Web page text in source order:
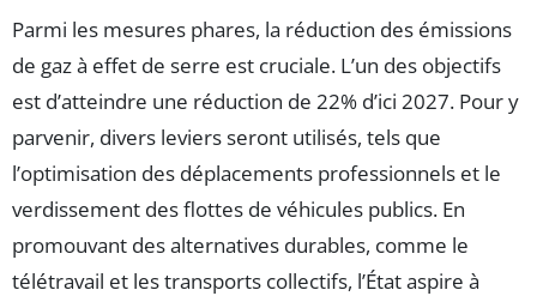
Parmi les mesures phares, la réduction des émissions
de gaz à effet de serre est cruciale. L’un des objectifs
est d’atteindre une réduction de 22% d’ici 2027. Pour y
parvenir, divers leviers seront utilisés, tels que
l’optimisation des déplacements professionnels et le
verdissement des flottes de véhicules publics. En
promouvant des alternatives durables, comme le
télétravail et les transports collectifs, l’État aspire à